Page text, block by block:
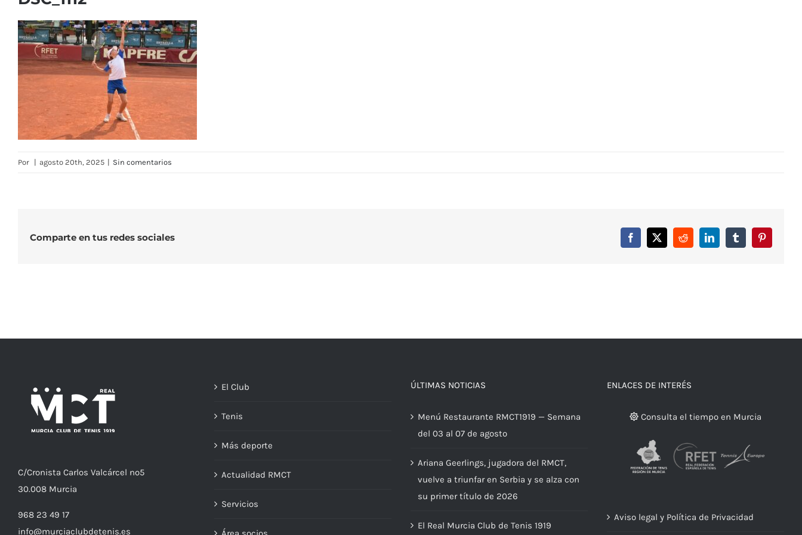
Por | agosto 20th, 2025 | Sin comentarios
Comparte en tus redes sociales Facebook
X RedditLinkedInTumblrPinterest
C/Cronista Carlos Valcárcel nº5
30.008 Murcia
968 23 49 17
info@murciaclubdetenis.es
El Club
Tenis
Más deporte
Actualidad RMCT
Servicios
ÚLTIMAS NOTICIAS
Menú Restaurante RMCT1919 — Semana
del 03 al 07 de agosto
Ariana Geerlings, jugadora del RMCT,
vuelve a triunfar en Serbia y se alza con
su primer título de 2026
El Real Murcia Club de Tenis 1919
ENLACES DE INTERÉS
Consulta el tiempo en Murcia
Aviso legal y Política de Privacidad